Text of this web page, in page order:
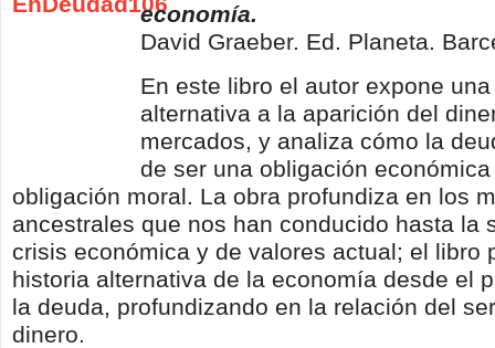
economía.
David Graeber. Ed. Planeta.
En este libro el autor expone
alternativa a la aparición del
mercados, y analiza cómo la
de ser una obligación
obligación moral. La obra profundiza en los
ancestrales que nos han conducido hasta la
crisis económica y de valores actual; el libro
historia alternativa de la economía desde el
la deuda, profundizando en la relación del
dinero.